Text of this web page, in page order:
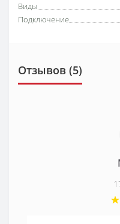
Виды
Подключение
Отзывов (5)